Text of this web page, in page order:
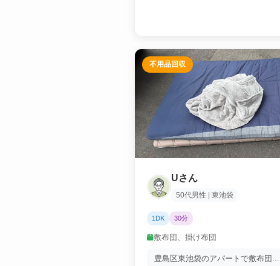
不用品回収
Uさん
50代男性 | 東池袋
1DK 30分
敷布団、掛け布団
豊島区東池袋のアパートで敷布団...